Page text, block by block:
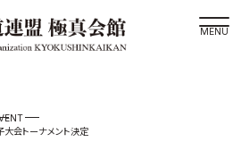
スケジュール
会トーナメント決定